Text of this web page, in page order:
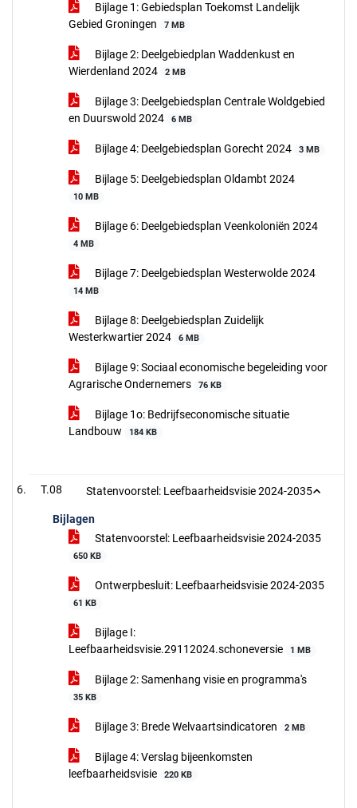
Bijlage 1: Gebiedsplan Toekomst Landelijk
Gebied Groningen
7 MB
Bijlage 2: Deelgebiedplan Waddenkust en
Wierdenland 2024
2 MB
Bijlage 3: Deelgebiedsplan Centrale Woldgebied
en Duurswold 2024
6 MB
Bijlage 4: Deelgebiedsplan Gorecht 2024 3 MB
Bijlage 5: Deelgebiedsplan Oldambt 2024
10 MB
Bijlage 6: Deelgebiedsplan Veenkoloniën 2024
4 MB
Bijlage 7: Deelgebiedsplan Westerwolde 2024
14 MB
Bijlage 8: Deelgebiedsplan Zuidelijk
Westerkwartier 2024
6 MB
Bijlage 9: Sociaal economische begeleiding voor
Agrarische Ondernemers
76 KB
Bijlage 1o: Bedrijfseconomische situatie
Landbouw
184 KB
T.08 Statenvoorstel: Leefbaarheidsvisie 2024-2035
Bijlagen
Statenvoorstel: Leefbaarheidsvisie 2024-2035
650 KB
Ontwerpbesluit: Leefbaarheidsvisie 2024-2035
61 KB
Bijlage I:
Leefbaarheidsvisie.29112024.schoneversie
1 MB
Bijlage 2: Samenhang visie en programma's
35 KB
Bijlage 3: Brede Welvaartsindicatoren 2 MB
Bijlage 4: Verslag bijeenkomsten
leefbaarheidsvisie
220 KB